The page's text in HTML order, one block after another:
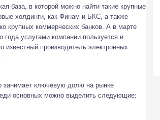
база, в которой можно найти такие крупные
холдинги, как Финам и БКС, а также
крупных коммерческих банков. А в марте
года услугами компании пользуется и
известный производитель электронных
занимает ключевую долю на рынке
основных можно выделить следующие: